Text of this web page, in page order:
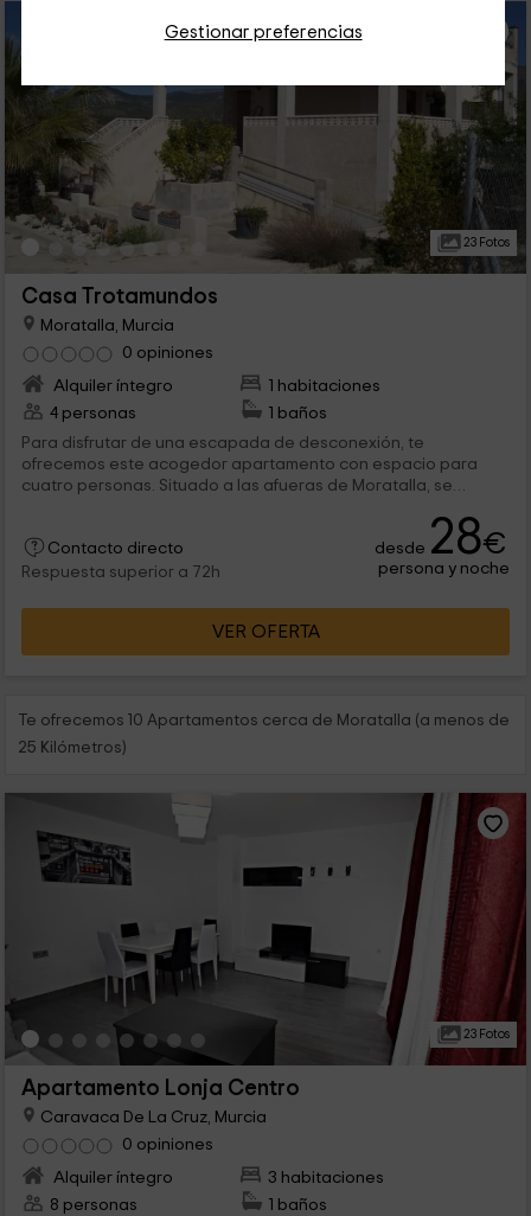
Gestionar preferencias
23 Fotos
Casa Trotamundos
Moratalla, Murcia
0 opiniones
Alquiler íntegro
1 habitaciones
4 personas
1 baños
Para disfrutar de una escapada de desconexión, te
ofrecemos este acogedor apartamento con espacio para
cuatro personas. Situado a las afueras de Moratalla, se
largos paseos rodeado completamente por la naturaleza y
respirar el aire puro.
Contacto directo
Respuesta superior a 72h
desde 28€
persona y noche
VER OFERTA
Te ofrecemos 10 Apartamentos cerca de Moratalla (a menos de
25 Kilómetros)
23 Fotos
Apartamento Lonja Centro
Caravaca De La Cruz, Murcia
0 opiniones
Alquiler íntegro
3 habitaciones
8 personas
1 baños